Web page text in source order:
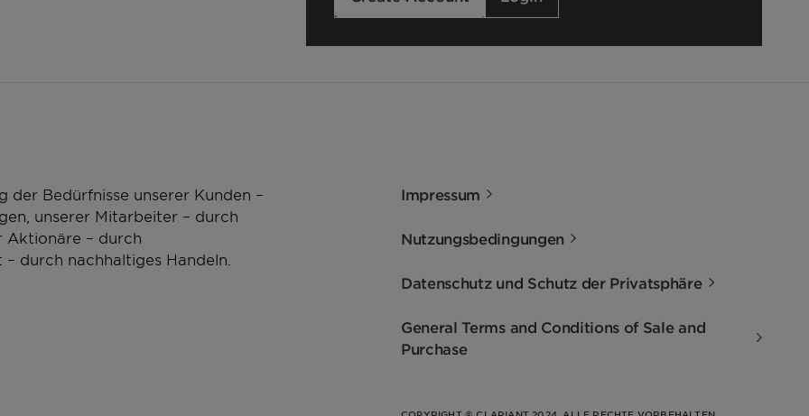
Bedürfnisse unserer Kunden –
unserer Mitarbeiter – durch
Aktionäre – durch
durch nachhaltiges Handeln.
Impressum
Nutzungsbedingungen
Datenschutz und Schutz der Privatsphäre
General Terms and Conditions of Sale and
Purchase